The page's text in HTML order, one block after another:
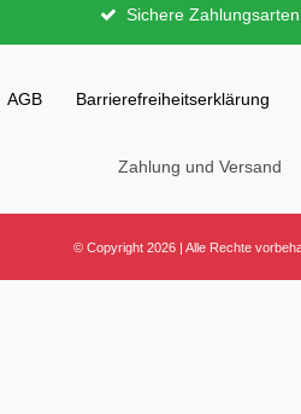
Sichere Zahlungsarten
AGB Barrierefreiheitserklärung
Zahlung und Versand
© Copyright 2026 | Alle Rechte